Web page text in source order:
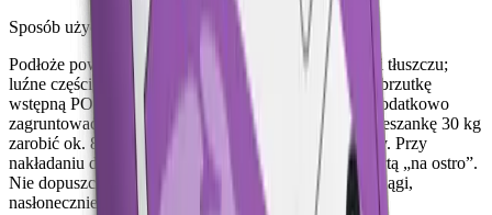
Sposób użycia
Podłoże powinno być nośne, czyste, wolne od kurzu i tłuszczu;
luźne części skuć do warstwy stabilnej. Zastosować obrzutkę
wstępną POW-100, a podłoża ekstremalnie chłonne dodatkowo
zagruntować gruntem tynkarskim PROFIX. Suchą mieszankę 30 kg
zarobić ok. 8,5 l wody do uzyskania jednorodnej masy. Przy
nakładaniu drugiej warstwy pierwszą pozostawić zatartą „na ostro”.
Nie dopuszczać do zbyt szybkiego wysychania (przeciągi,
nasłonecznienie, ogrzewanie pomieszczeń).